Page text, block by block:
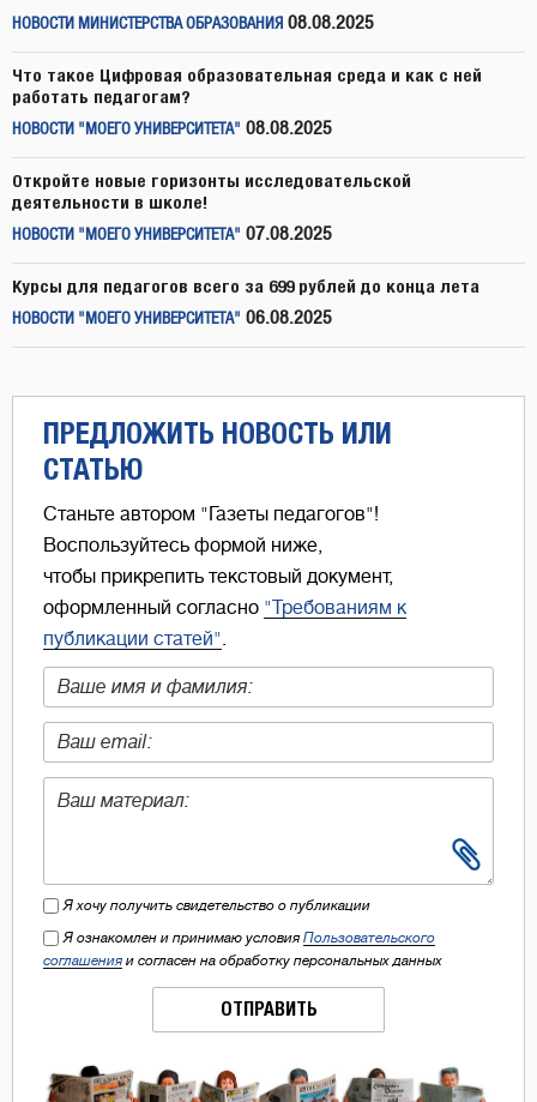
НОВОСТИ МИНИСТЕРСТВА ОБРАЗОВАНИЯ 08.08.2025
Что такое Цифровая образовательная среда и как с ней
работать педагогам?
НОВОСТИ "МОЕГО УНИВЕРСИТЕТА" 08.08.2025
Откройте новые горизонты исследовательской
деятельности в школе!
НОВОСТИ "МОЕГО УНИВЕРСИТЕТА" 07.08.2025
Курсы для педагогов всего за 699 рублей до конца лета
НОВОСТИ "МОЕГО УНИВЕРСИТЕТА" 06.08.2025
ПРЕДЛОЖИТЬ НОВОСТЬ ИЛИ
СТАТЬЮ
Станьте автором "Газеты педагогов"!
Воспользуйтесь формой ниже,
чтобы прикрепить текстовый документ,
оформленный согласно "Требованиям к
публикации статей"
Я хочу получить свидетельство о публикации
Я ознакомлен и принимаю условия Пользовательского
соглашения и согласен на обработку персональных данных
ОТПРАВИТЬ